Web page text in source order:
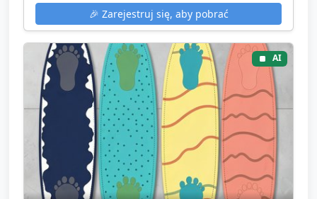
🎉 Zarejestruj się, aby pobrać
AI